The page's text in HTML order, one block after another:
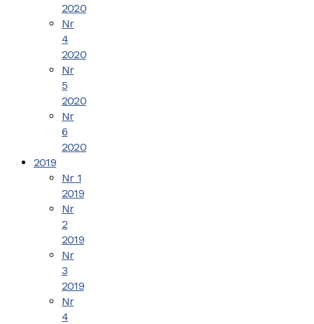
2020
Nr
4
2020
Nr
5
2020
Nr
6
2020
2019
Nr 1
2019
Nr
2
2019
Nr
3
2019
Nr
4